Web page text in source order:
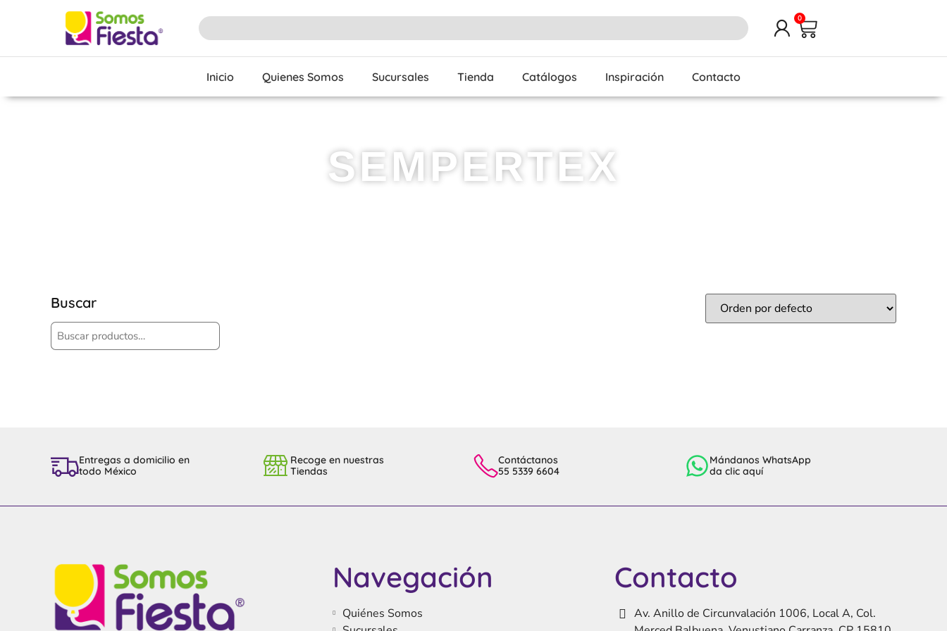
0
Inicio Quienes Somos Sucursales Tienda Catálogos Inspiración Contacto
SEMPERTEX
Buscar
Entregas a domicilio en
todo México
Recoge en nuestras
Tiendas
Contáctanos
55 5339 6604
Mándanos WhatsApp
da clic aquí
Navegación
Quiénes Somos
Contacto
Av. Anillo de Circunvalación 1006, Local A, Col.